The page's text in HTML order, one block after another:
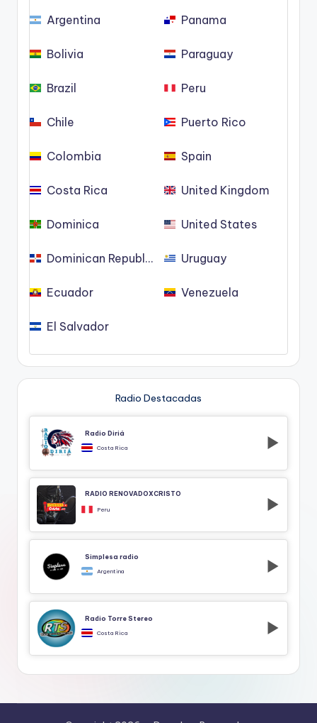
Argentina
Bolivia
Brazil
Chile
Colombia
Costa Rica
Dominica
Dominican Republic
Ecuador
El Salvador
Panama
Paraguay
Peru
Puerto Rico
Spain
United Kingdom
United States
Uruguay
Venezuela
Radio Destacadas
Radio Diriá
Costa Rica
RADIO RENOVADOXCRISTO
Peru
Simplesa radio
Argentina
Radio Torre Stereo
Costa Rica